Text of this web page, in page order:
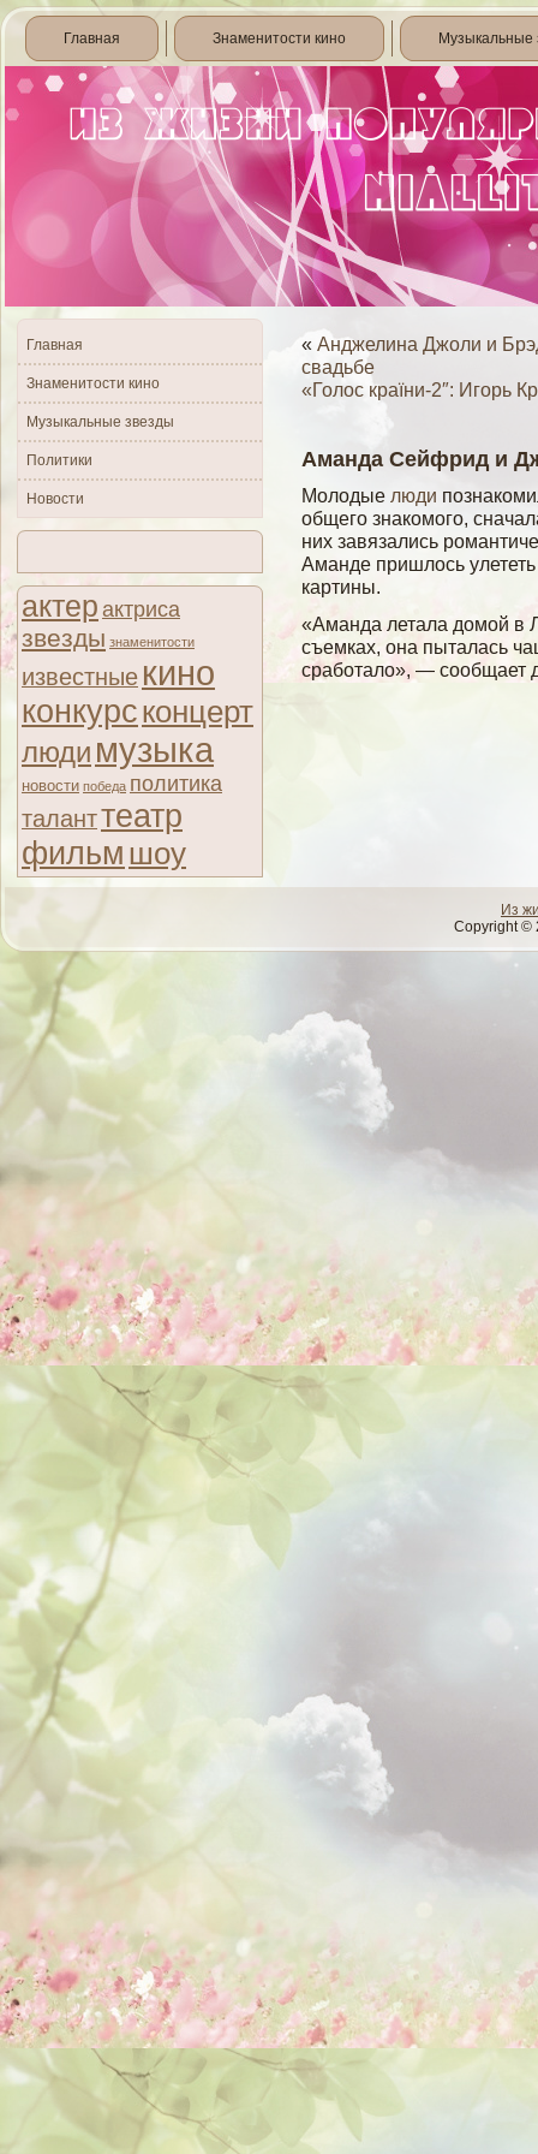
Главная Знаменитости кино Музыкальные
Главная
Знаменитости кино
Музыкальные звезды
Политики
Новости
актер актриса
звезды знаменитости
известные кино
конкурсконцерт
люди музыка
новости победа политика
таланттеатр
фильм шоу
« Анджелина Джоли и
свадьбе
«Голос країни-2″: Игорь
Аманда Сейфрид и
Молодые люди
общего знакомого,
них завязались
Аманде пришлось
картины.
«Аманда летала домой в
съемках, она пыталась
сработало», — сообщает
Из
Copyright ©